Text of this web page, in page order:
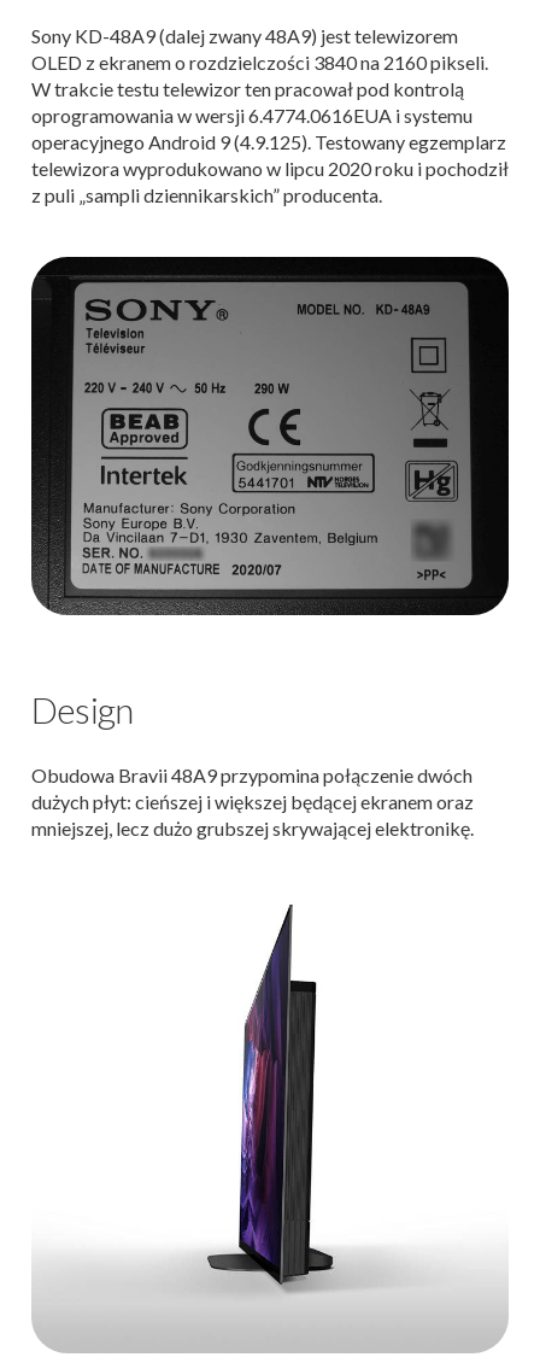
Sony KD-48A9 (dalej zwany 48A9) jest telewizorem
OLED z ekranem o rozdzielczości 3840 na 2160 pikseli.
W trakcie testu telewizor ten pracował pod kontrolą
oprogramowania w wersji 6.4774.0616EUA i systemu
operacyjnego Android 9 (4.9.125). Testowany egzemplarz
telewizora wyprodukowano w lipcu 2020 roku i pochodził
z puli „sampli dziennikarskich” producenta.
Design
Obudowa Bravii 48A9 przypomina połączenie dwóch
dużych płyt: cieńszej i większej będącej ekranem oraz
mniejszej, lecz dużo grubszej skrywającej elektronikę.